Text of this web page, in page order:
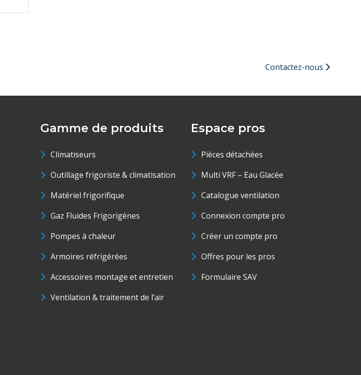
Contactez-nous
Gamme de produits
Climatiseurs
Outillage frigoriste & climatisation
Matériel frigorifique
Gaz Fluides Frigorigènes
Pompes à chaleur
Armoires réfrigérées
Accessoires montage et entretien
Ventilation & traitement de l’air
Espace pros
Pièces détachées
Multi VRF – Eau Glacée
Catalogue ventilation
Connexion compte pro
Créer un compte pro
Offres pour les pros
Formulaire SAV